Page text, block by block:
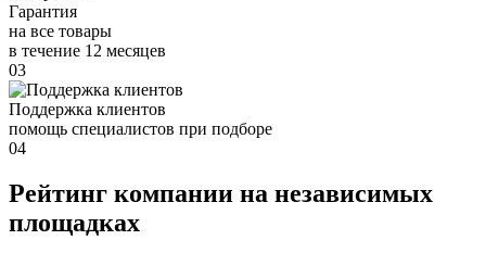
Гарантия
на все товары
в течение 12 месяцев
03
Поддержка клиентов
помощь специалистов при подборе
04
Рейтинг компании на независимых
площадках